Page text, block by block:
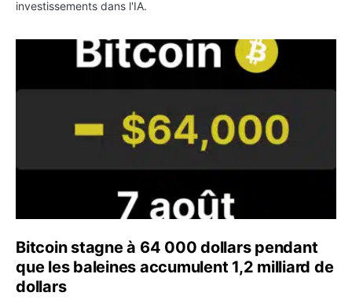
investissements dans l'IA.
Bitcoin stagne à 64 000 dollars pendant que les
Bitcoin stagne à 64 000 dollars pendant
que les baleines accumulent 1,2 milliard de
dollars